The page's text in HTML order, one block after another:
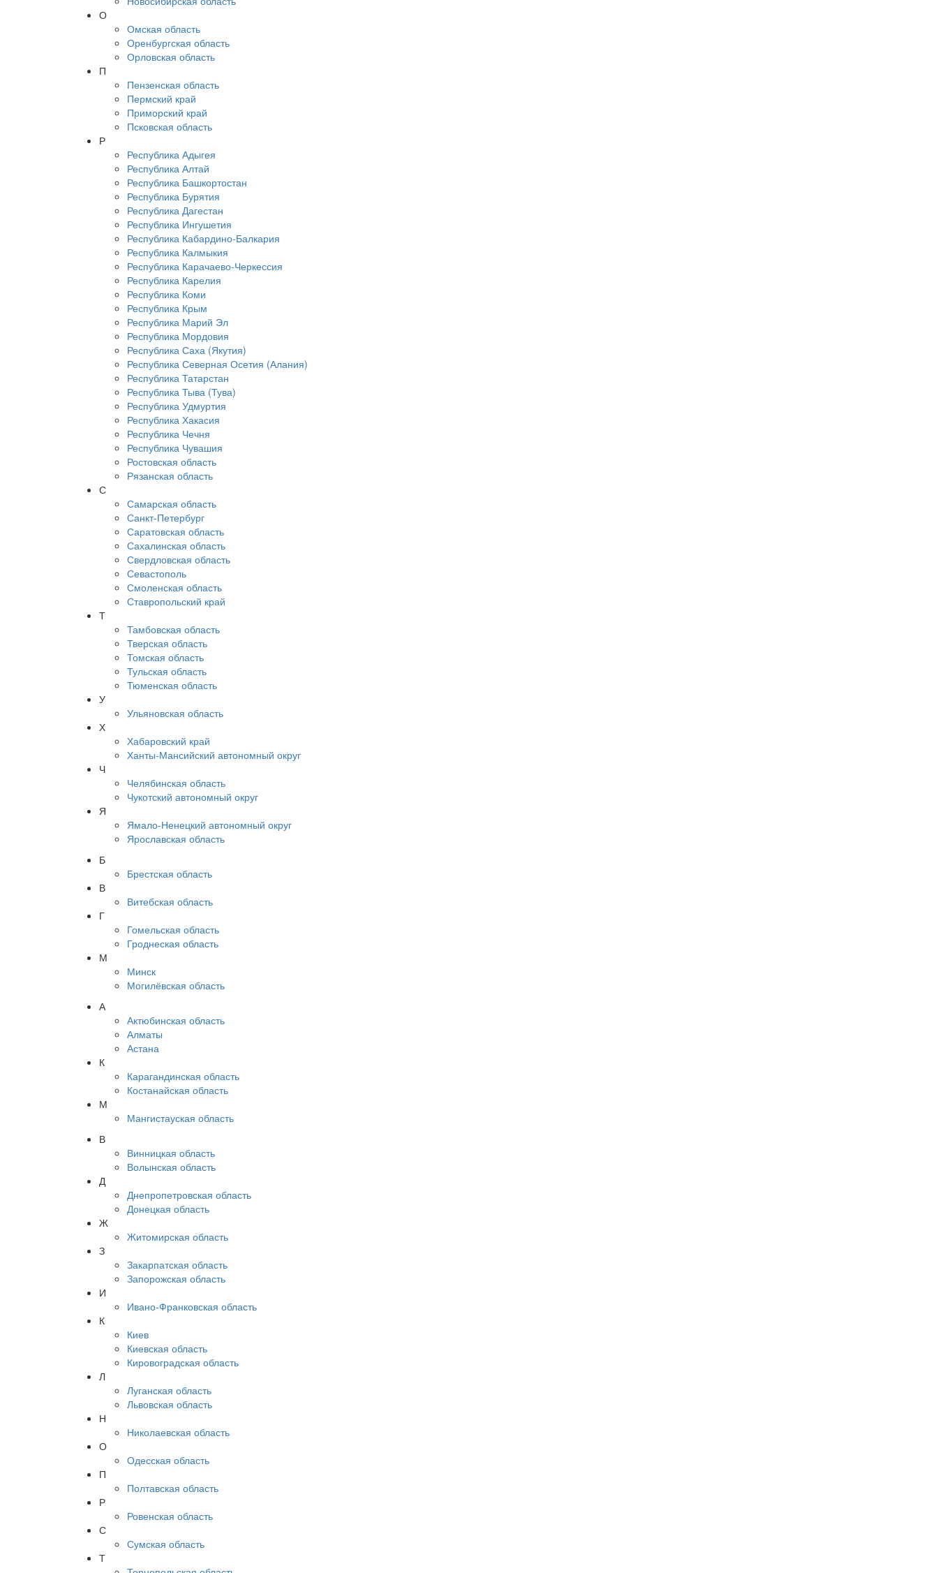
О
Омская область
Оренбургская область
Орловская область
П
Пензенская область
Пермский край
Приморский край
Псковская область
Р
Республика Адыгея
Республика Алтай
Республика Башкортостан
Республика Бурятия
Республика Дагестан
Республика Ингушетия
Республика Кабардино-Балкария
Республика Калмыкия
Республика Карачаево-Черкессия
Республика Карелия
Республика Коми
Республика Крым
Республика Марий Эл
Республика Мордовия
Республика Саха (Якутия)
Республика Северная Осетия (Алания)
Республика Татарстан
Республика Тыва (Тува)
Республика Удмуртия
Республика Хакасия
Республика Чечня
Республика Чувашия
Ростовская область
Рязанская область
С
Самарская область
Санкт-Петербург
Саратовская область
Сахалинская область
Свердловская область
Севастополь
Смоленская область
Ставропольский край
Т
Тамбовская область
Тверская область
Томская область
Тульская область
Тюменская область
У
Ульяновская область
Х
Хабаровский край
Ханты-Мансийский автономный округ
Ч
Челябинская область
Чукотский автономный округ
Я
Ямало-Ненецкий автономный округ
Ярославская область
Б
Брестская область
В
Витебская область
Г
Гомельская область
Гроднеская область
М
Минск
Могилёвская область
А
Актюбинская область
Алматы
Астана
К
Карагандинская область
Костанайская область
М
Мангистауская область
В
Винницкая область
Волынская область
Д
Днепропетровская область
Донецкая область
Ж
Житомирская область
З
Закарпатская область
Запорожская область
И
Ивано-Франковская область
К
Киев
Киевская область
Кировоградская область
Л
Луганская область
Львовская область
Н
Николаевская область
О
Одесская область
П
Полтавская область
Р
Ровенская область
С
Сумская область
Т